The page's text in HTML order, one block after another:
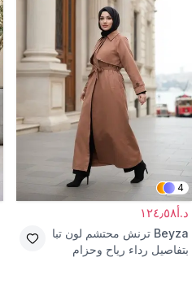
4
د.أ١٢٤٫٥٨
Beyza ترنش محتشم لون تبا
بتفاصيل رداء رياح وحزام